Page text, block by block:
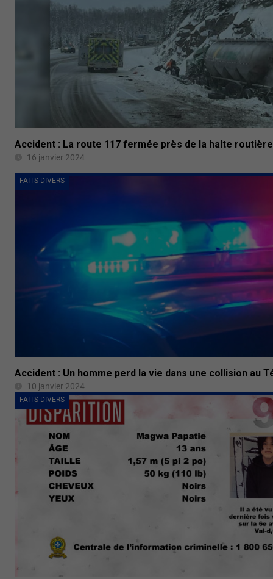
Accident : La route 117 fermée près de la halte
16 janvier 2024
FAITS DIVERS
Accident : Un homme perd la vie dans une collision au
10 janvier 2024
FAITS DIVERS